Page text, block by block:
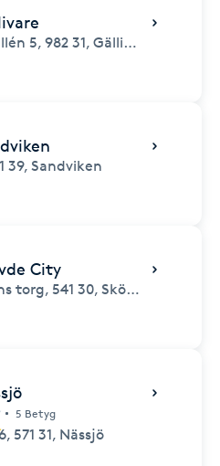
5, 982 31, Gällivare
39, Sandviken
City
torg, 541 30, Skövde
5 Betyg
571 31, Nässjö